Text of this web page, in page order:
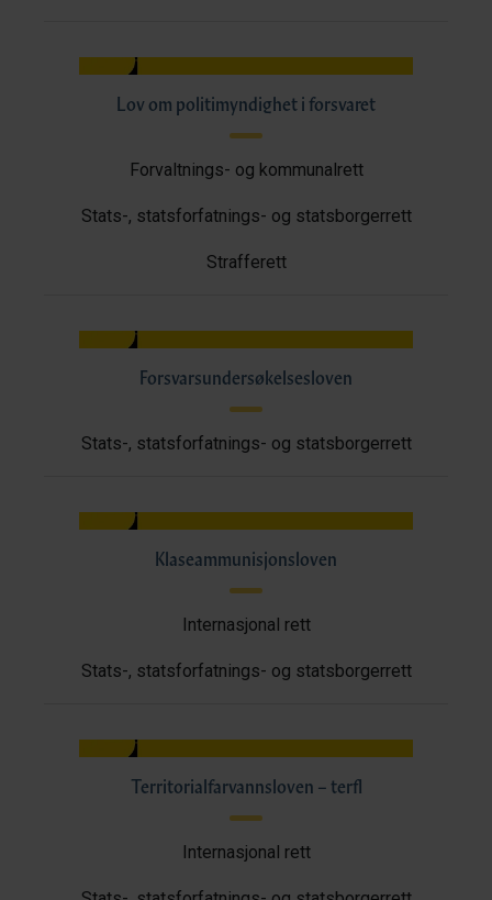
Lov om politimyndighet i forsvaret
Forvaltnings- og kommunalrett
Stats-, statsforfatnings- og statsborgerrett
Strafferett
Forsvarsundersøkelsesloven
Stats-, statsforfatnings- og statsborgerrett
Klaseammunisjonsloven
Internasjonal rett
Stats-, statsforfatnings- og statsborgerrett
Territorialfarvannsloven – terfl
Internasjonal rett